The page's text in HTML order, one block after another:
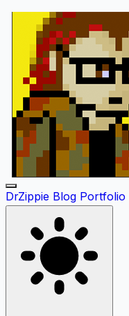
DrZippie Blog Portfolio